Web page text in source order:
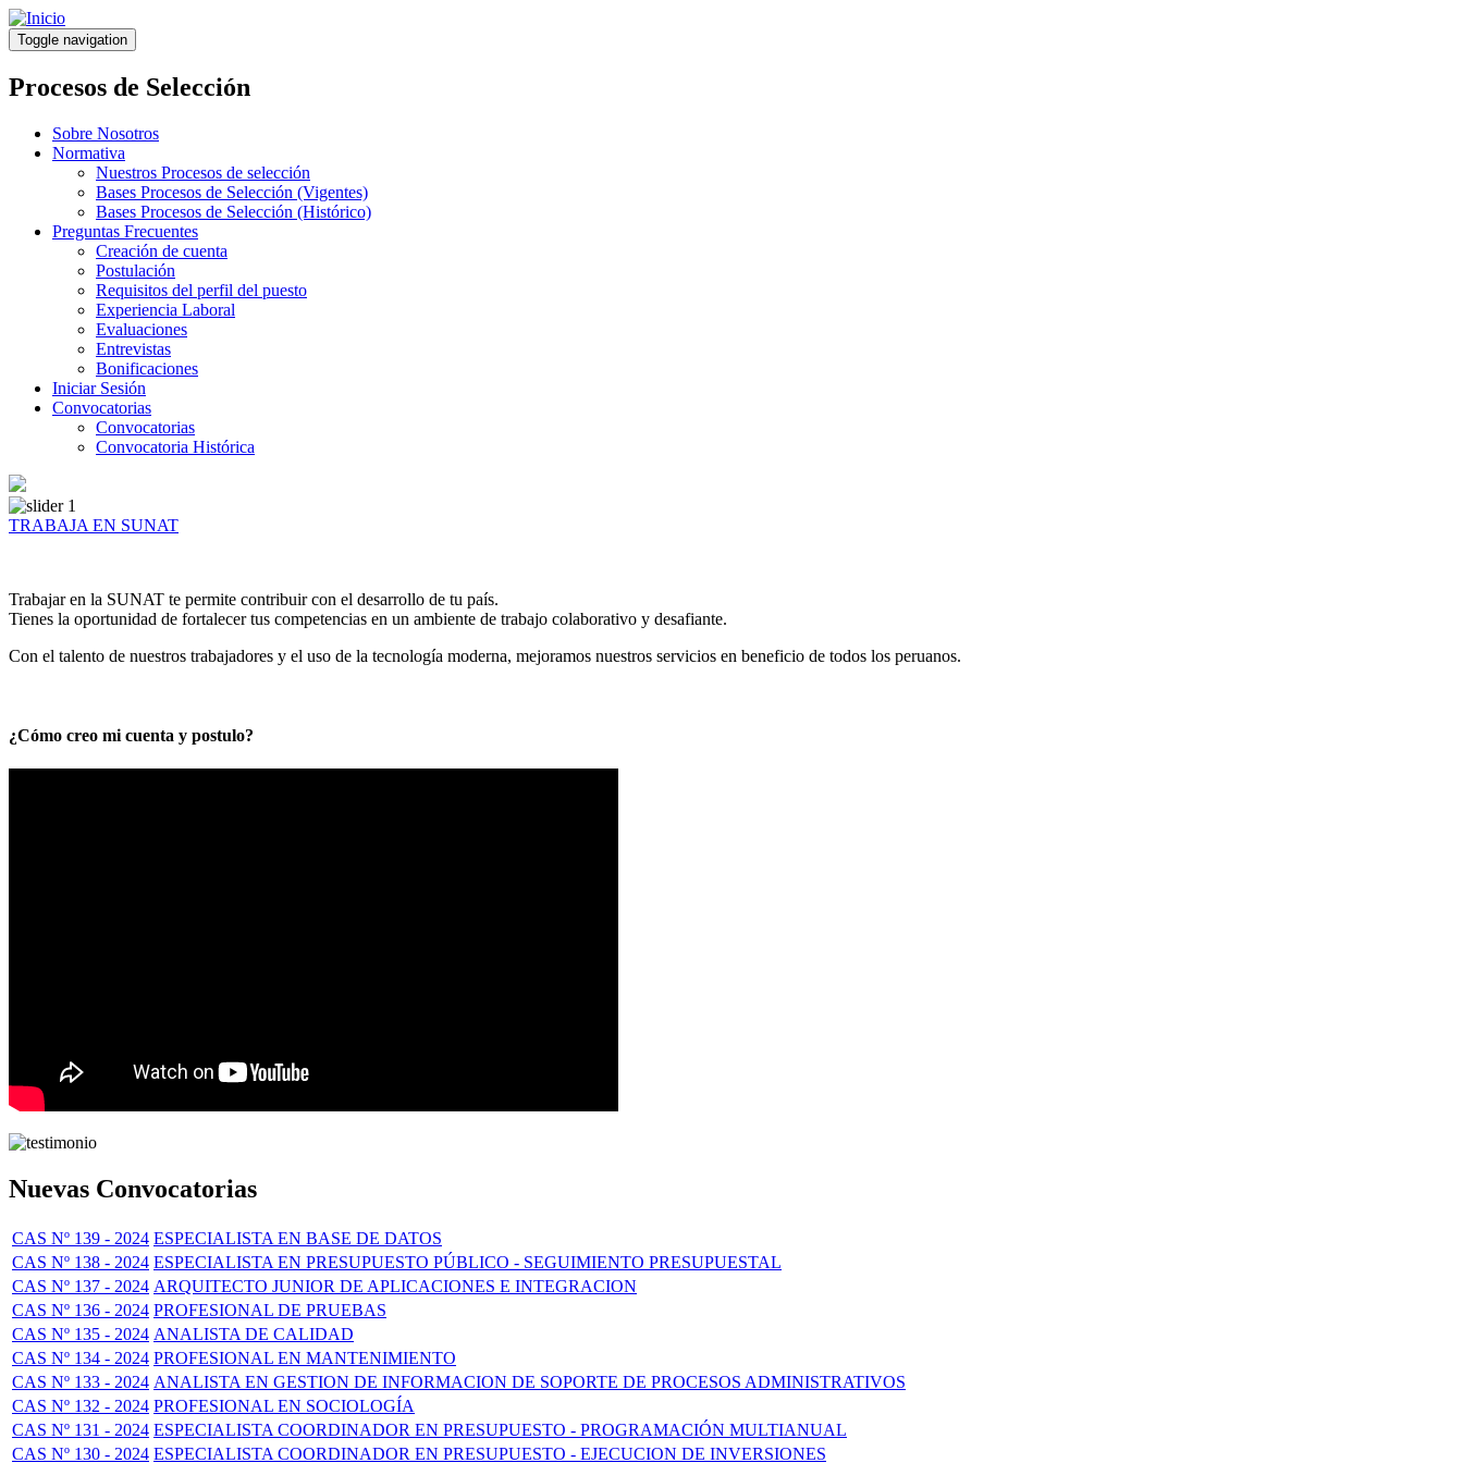
Pasar
al
contenido
principal
Toggle navigation
Procesos de Selección
Sobre Nosotros
Normativa
Nuestros Procesos de selección
Bases Procesos de Selección (Vigentes)
Bases Procesos de Selección (Histórico)
Preguntas Frecuentes
Creación de cuenta
Postulación
Requisitos del perfil del puesto
Experiencia Laboral
Evaluaciones
Entrevistas
Bonificaciones
Iniciar Sesión
Convocatorias
Convocatorias
Convocatoria Histórica
TRABAJA EN SUNAT
Trabajar en la SUNAT te permite contribuir con el desarrollo de tu país.
Tienes la oportunidad de fortalecer tus competencias en un ambiente de trabajo colaborativo y desafiante.
Con el talento de nuestros trabajadores y el uso de la tecnología moderna, mejoramos nuestros servicios en beneficio de todos los peruanos.
¿Cómo creo mi cuenta y postulo?
Nuevas Convocatorias
CAS Nº 139 - 2024 ESPECIALISTA EN BASE DE DATOS
CAS Nº 138 - 2024 ESPECIALISTA EN PRESUPUESTO PÚBLICO - SEGUIMIENTO PRESUPUESTAL
CAS Nº 137 - 2024 ARQUITECTO JUNIOR DE APLICACIONES E INTEGRACION
CAS Nº 136 - 2024 PROFESIONAL DE PRUEBAS
CAS Nº 135 - 2024 ANALISTA DE CALIDAD
CAS Nº 134 - 2024 PROFESIONAL EN MANTENIMIENTO
CAS Nº 133 - 2024 ANALISTA EN GESTION DE INFORMACION DE SOPORTE DE PROCESOS ADMINISTRATIVOS
CAS Nº 132 - 2024 PROFESIONAL EN SOCIOLOGÍA
CAS Nº 131 - 2024 ESPECIALISTA COORDINADOR EN PRESUPUESTO - PROGRAMACIÓN MULTIANUAL
CAS Nº 130 - 2024 ESPECIALISTA COORDINADOR EN PRESUPUESTO - EJECUCION DE INVERSIONES